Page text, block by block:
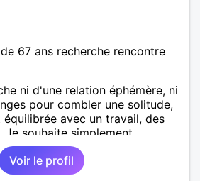
67 ans recherche rencontre
ni d'une relation éphémère, ni
pour combler une solitude,
équilibrée avec un travail, des
Je souhaite simplement
de la région de Orvault qui
sérieuse !
Voir le profil